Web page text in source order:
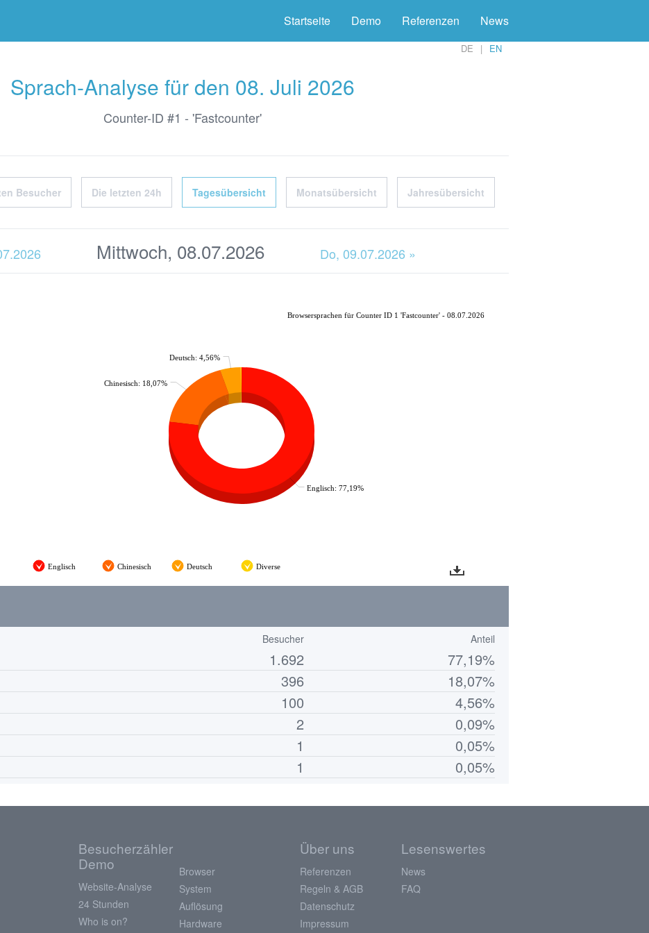
Startseite Demo Referenzen News
DE EN
Sprach-Analyse für den 08. Juli 2026
Counter-ID #1 - 'Fastcounter'
Besucher Die letzten 24h Tagesübersicht Monatsübersicht Jahresübersicht
Mittwoch, 08.07.2026 Do, 09.07.2026 »
Deutsch: 4,56%
Chinesisch: 18,07%
Englisch: 77,19%
Browsersprachen für Counter ID 1 'Fastcounter' - 08.07.2026
Englisch Chinesisch Deutsch Diverse
Besucher Anteil
1.692
77,19%
396
18,07%
100
4,56%
2
0,09%
1
0,05%
1 0,05%
Besucherzähler
Demo
Website-Analyse
24 Stunden
Who is on?
Browser
System
Auflösung
Hardware
Über uns
Referenzen
Regeln & AGB
Datenschutz
Impressum
Lesenswertes
News
FAQ